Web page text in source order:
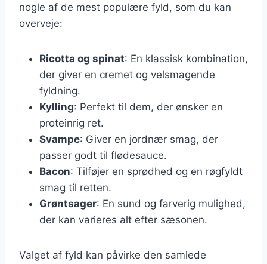
nogle af de mest populære fyld, som du kan
overveje:
Ricotta og spinat: En klassisk kombination,
der giver en cremet og velsmagende
fyldning.
Kylling: Perfekt til dem, der ønsker en
proteinrig ret.
Svampe: Giver en jordnær smag, der
passer godt til flødesauce.
Bacon: Tilføjer en sprødhed og en røgfyldt
smag til retten.
Grøntsager: En sund og farverig mulighed,
der kan varieres alt efter sæsonen.
Valget af fyld kan påvirke den samlede